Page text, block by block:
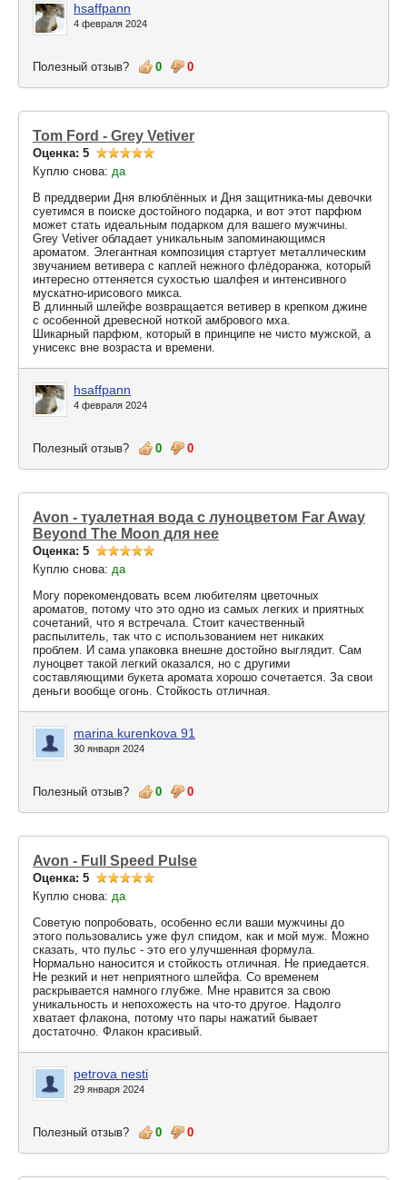
hsaffpann
4 февраля 2024
Полезный отзыв? 0 0
Tom Ford - Grey Vetiver
Оценка: 5
Куплю снова: да
В преддверии Дня влюблённых и Дня защитника-мы девочки
суетимся в поиске достойного подарка, и вот этот парфюм
может стать идеальным подарком для вашего мужчины.
Grey Vetiver обладает уникальным запоминающимся
ароматом. Элегантная композиция стартует металлическим
звучанием ветивера с каплей нежного флёдоранжа, который
интересно оттеняется сухостью шалфея и интенсивного
мускатно-ирисового микса.
В длинный шлейфе возвращается ветивер в крепком джине
с особенной древесной ноткой амбрового мха.
Шикарный парфюм, который в принципе не чисто мужской, а
унисекс вне возраста и времени.
hsaffpann
4 февраля 2024
Полезный отзыв? 0 0
Avon - туалетная вода с луноцветом Far Away
Beyond The Moon для нее
Оценка: 5
Куплю снова: да
Могу порекомендовать всем любителям цветочных
ароматов, потому что это одно из самых легких и приятных
сочетаний, что я встречала. Стоит качественный
распылитель, так что с использованием нет никаких
проблем. И сама упаковка внешне достойно выглядит. Сам
луноцвет такой легкий оказался, но с другими
составляющими букета аромата хорошо сочетается. За свои
деньги вообще огонь. Стойкость отличная.
marina kurenkova 91
30 января 2024
Полезный отзыв? 0 0
Avon - Full Speed Pulse
Оценка: 5
Куплю снова: да
Советую попробовать, особенно если ваши мужчины до
этого пользовались уже фул спидом, как и мой муж. Можно
сказать, что пульс - это его улучшенная формула.
Нормально наносится и стойкость отличная. Не приедается.
Не резкий и нет неприятного шлейфа. Со временем
раскрывается намного глубже. Мне нравится за свою
уникальность и непохожесть на что-то другое. Надолго
хватает флакона, потому что пары нажатий бывает
достаточно. Флакон красивый.
petrova nesti
29 января 2024
Полезный отзыв? 0 0